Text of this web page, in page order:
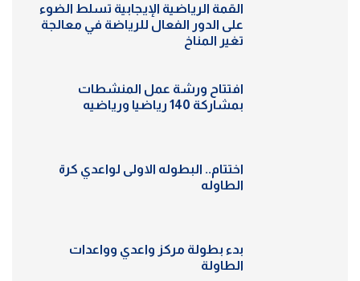
القمة الرياضية الإيجابية تسلط الضوء
على الدور الفعال للرياضة في معالجة
تغير المناخ
افتتاح ورشة عمل المنشطات
بمشاركة 140 رياضيا ورياضيه
اختتام.. البطوله الاولى لواعدي كرة
الطاوله
بدء بطولة مركز واعدي وواعدات
الطاولة